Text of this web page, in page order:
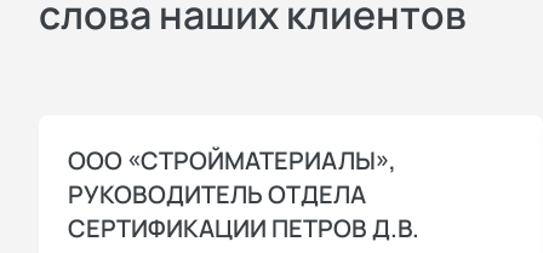
слова наших клиентов
ООО «СТРОЙМАТЕРИАЛЫ»,
РУКОВОДИТЕЛЬ ОТДЕЛА
СЕРТИФИКАЦИИ ПЕТРОВ Д.В.